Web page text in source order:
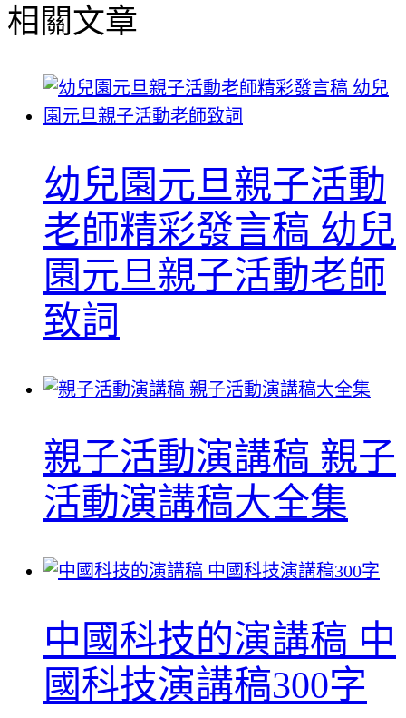
相關文章
幼兒園元旦親子活動
老師精彩發言稿 幼兒
園元旦親子活動老師
致詞
親子活動演講稿 親子
活動演講稿大全集
中國科技的演講稿 中
國科技演講稿300字